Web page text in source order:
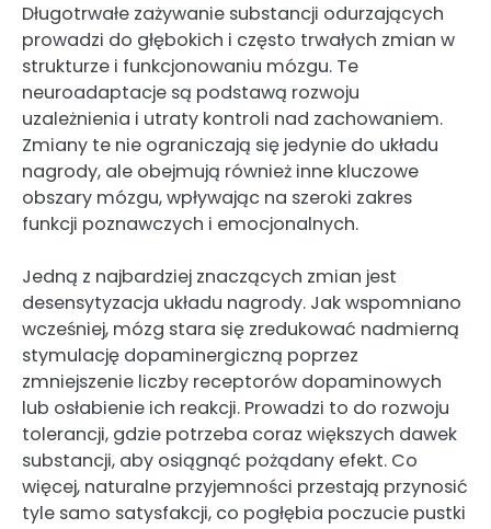
Długotrwałe zażywanie substancji odurzających
prowadzi do głębokich i często trwałych zmian w
strukturze i funkcjonowaniu mózgu. Te
neuroadaptacje są podstawą rozwoju
uzależnienia i utraty kontroli nad zachowaniem.
Zmiany te nie ograniczają się jedynie do układu
nagrody, ale obejmują również inne kluczowe
obszary mózgu, wpływając na szeroki zakres
funkcji poznawczych i emocjonalnych.
Jedną z najbardziej znaczących zmian jest
desensytyzacja układu nagrody. Jak wspomniano
wcześniej, mózg stara się zredukować nadmierną
stymulację dopaminergiczną poprzez
zmniejszenie liczby receptorów dopaminowych
lub osłabienie ich reakcji. Prowadzi to do rozwoju
tolerancji, gdzie potrzeba coraz większych dawek
substancji, aby osiągnąć pożądany efekt. Co
więcej, naturalne przyjemności przestają przynosić
tyle samo satysfakcji, co pogłębia poczucie pustki